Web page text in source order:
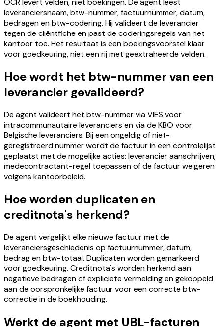
OCR levert velden, niet boekingen. De agent leest
leveranciersnaam, btw-nummer, factuurnummer, datum,
bedragen en btw-codering. Hij valideert de leverancier
tegen de cliëntfiche en past de coderingsregels van het
kantoor toe. Het resultaat is een boekingsvoorstel klaar
voor goedkeuring, niet een rij met geëxtraheerde velden.
Hoe wordt het btw-nummer van een
leverancier gevalideerd?
De agent valideert het btw-nummer via VIES voor
intracommunautaire leveranciers en via de KBO voor
Belgische leveranciers. Bij een ongeldig of niet-
geregistreerd nummer wordt de factuur in een controlelijst
geplaatst met de mogelijke acties: leverancier aanschrijven,
medecontractant-regel toepassen of de factuur weigeren
volgens kantoorbeleid.
Hoe worden duplicaten en
creditnota's herkend?
De agent vergelijkt elke nieuwe factuur met de
leveranciersgeschiedenis op factuurnummer, datum,
bedrag en btw-totaal. Duplicaten worden gemarkeerd
voor goedkeuring. Creditnota's worden herkend aan
negatieve bedragen of expliciete vermelding en gekoppeld
aan de oorspronkelijke factuur voor een correcte btw-
correctie in de boekhouding.
Werkt de agent met UBL-facturen